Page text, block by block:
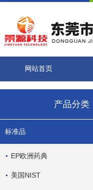
网站首页
产品分类
标准品
EP欧洲药典
美国NIST